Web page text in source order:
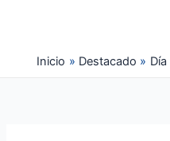
Inicio
Destacado